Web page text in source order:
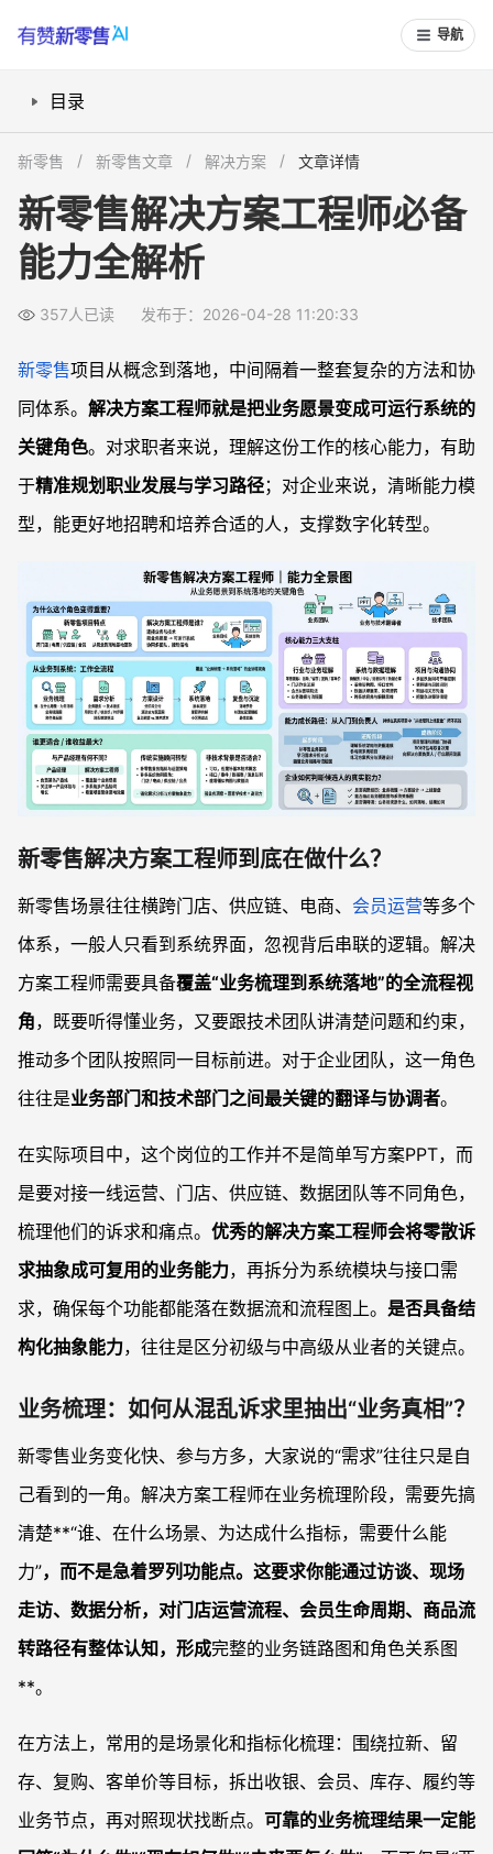
导航
目录
需求分析：把业务语言转成技术可执行语言
方案设计：业务与技术之间的平衡艺术
能力模型与成长路径：如何补足自己的短板？
常见问题
没有开发背景的人适合做这个岗位吗？
新零售 新零售文章 解决方案 文章详情
新零售解决方案工程师必备
能力全解析
357人已读 发布于：2026-04-28 11:20:33
新零售项目从概念到落地，中间隔着一整套复杂的方法和协
同体系。 解决方案工程师就是把业务愿景变成可运行系统的
关键角色。对求职者来说，理解这份工作的核心能力，有助
于精准规划职业发展与学习路径；对企业来说，清晰能力模
型，能更好地招聘和培养合适的人，支撑数字化转型。
新零售解决方案工程师到底在做什么？
新零售场景往往横跨门店、供应链、电商、 会员运营等多个
体系，一般人只看到系统界面，忽视背后串联的逻辑。解决
方案工程师需要具备覆盖“业务梳理到系统落地”的全流程视
角，既要听得懂业务，又要跟技术团队讲清楚问题和约束，
推动多个团队按照同一目标前进。对于企业团队，这一角色
往往是业务部门和技术部门之间最关键的翻译与协调者。
在实际项目中，这个岗位的工作并不是简单写方案PPT，而
是要对接一线运营、门店、供应链、数据团队等不同角色，
梳理他们的诉求和痛点。 优秀的解决方案工程师会将零散诉
求抽象成可复用的业务能力，再拆分为系统模块与接口需
求，确保每个功能都能落在数据流和流程图上。 是否具备结
构化抽象能力，往往是区分初级与中高级从业者的关键点。
业务梳理：如何从混乱诉求里抽出“业务真相”？
新零售业务变化快、参与方多，大家说的“需求”往往只是自
己看到的一角。解决方案工程师在业务梳理阶段，需要先搞
清楚**“谁、在什么场景、为达成什么指标，需要什么能
力”，而不是急着罗列功能点。这要求你能通过访谈、现场
走访、数据分析，对门店运营流程、会员生命周期、商品流
转路径有整体认知，形成完整的业务链路图和角色关系图
**。
在方法上，常用的是场景化和指标化梳理：围绕拉新、留
存、复购、客单价等目标，拆出收银、会员、库存、履约等
业务节点，再对照现状找断点。 可靠的业务梳理结果一定能